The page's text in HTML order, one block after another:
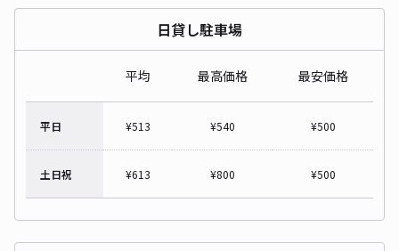
日貸し駐車場
平均 最高価格 最安価格
平日 ¥513 ¥540 ¥500
土日祝 ¥613 ¥800 ¥500